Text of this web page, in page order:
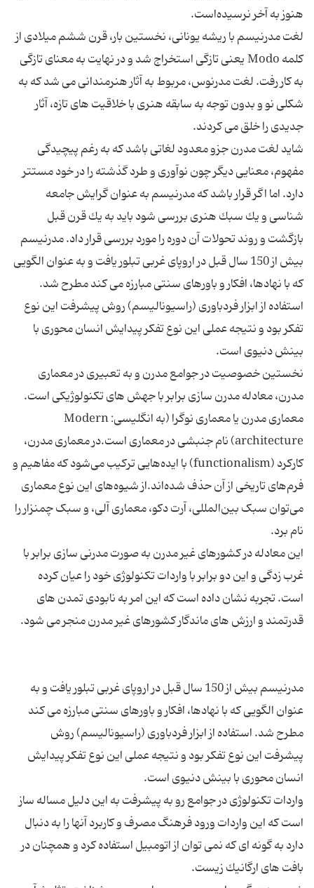
لغت مدرنیسم با ریشه یونانی، نخستین بار، قرن ششم میلادی از
كلمه Modo یعنی تازگی استخراج شد و در نهایت به معنای تازگی
به كار رفت. لغت مدرنوس، مربوط به آثار هنرمندانی می شد كه به
شكلی نو و بدون توجه به سابقه هنری با خلاقیت های تازه، آثار
شاید لغت مدرن جزو معدود لغاتی باشد كه به رغم پیچیدگی
مفهوم، معنایی دیگر چون نوآوری و طرد گذشته را در خود مستتر
دارد. اما اگر قرار باشد كه مدرنیسم به عنوان گرایش جامعه
شناسی و یك سبك هنری بررسی شود باید به یك قرن قبل
بازگشت و روند تحولات آن دوره را مورد بررسی قرار داد. مدرنیسم
بیش از 150 سال قبل در اروپای غربی تبلور یافت و به عنوان الگویی
كه با نهادها، افكار و باورهای سنتی مبارزه می كند مطرح شد.
استفاده از ابزار فردباوری (راسیونالیسم) روش پیشرفت این نوع
تفكر بود و نتیجه عملی این نوع تفكر پیدایش انسان محوری با
نخستین خصوصیت در جوامع مدرن و به تعبیری در معماری
معماری مدرن یا معماری نوگرا (به انگلیسی: Modern
architecture) نام جنبشی در معماری است.در معماری مدرن،
کارکرد (functionalism) با ایده‌هایی ترکیب می‌شود که مفاهیم و
فرم‌های تاریخی از آن حذف شده‌اند.از شیوه‌های این نوع معماری
می‌توان سبک بین‌المللی، آرت دکو، معماری آلی، و سبک چمنزار را
این معادله در كشورهای غیر مدرن به صورت مدرنی سازی برابر با
غرب زدگی و این دو برابر با واردات تكنولوژی خود را عیان كرده
است. تجربه نشان داده است كه این امر به نابودی تمدن های
مدرنیسم بیش از 150 سال قبل در اروپای غربی تبلور یافت و به
عنوان الگویی كه با نهادها، افكار و باورهای سنتی مبارزه می كند
مطرح شد. استفاده از ابزار فردباوری (راسیونالیسم) روش
پیشرفت این نوع تفكر بود و نتیجه عملی این نوع تفكر پیدایش
واردات تكنولوژی در جوامع رو به پیشرفت به این دلیل مساله ساز
است كه این واردات ورود فرهنگ مصرف و كاربرد آنها را به دنبال
دارد به گونه ای كه نمی توان از اتومبیل استفاده كرد و همچنان در